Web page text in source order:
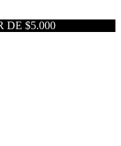
DE $5.000